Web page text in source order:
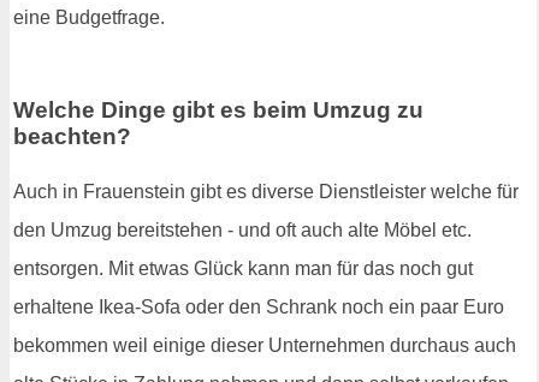
eine Budgetfrage.
Welche Dinge gibt es beim Umzug zu
beachten?
Auch in Frauenstein gibt es diverse Dienstleister welche für
den Umzug bereitstehen - und oft auch alte Möbel etc.
entsorgen. Mit etwas Glück kann man für das noch gut
erhaltene Ikea-Sofa oder den Schrank noch ein paar Euro
bekommen weil einige dieser Unternehmen durchaus auch